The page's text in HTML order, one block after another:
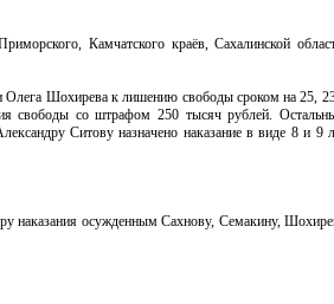
Камчатского краёв, Сахалинской
Олега Шохирева к лишению свободы сроком на 25,
свободы со штрафом 250 тысяч рублей.
Ситову назначено наказание в виде 8 и 9
наказания осужденным Сахнову, Семакину,